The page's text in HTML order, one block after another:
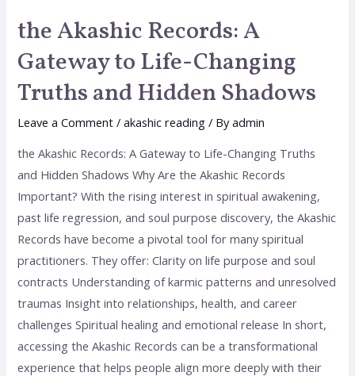
the Akashic Records: A
Gateway to Life-Changing
Truths and Hidden Shadows
Leave a Comment /akashic reading / Byadmin
the Akashic Records: A Gateway to Life-Changing Truths
and Hidden Shadows Why Are the Akashic Records
Important? With the rising interest in spiritual awakening,
past life regression, and soul purpose discovery, the Akashic
Records have become a pivotal tool for many spiritual
practitioners. They offer: Clarity on life purpose and soul
contracts Understanding of karmic patterns and unresolved
traumas Insight into relationships, health, and career
challenges Spiritual healing and emotional release In short,
accessing the Akashic Records can be a transformational
experience that helps people align more deeply with their